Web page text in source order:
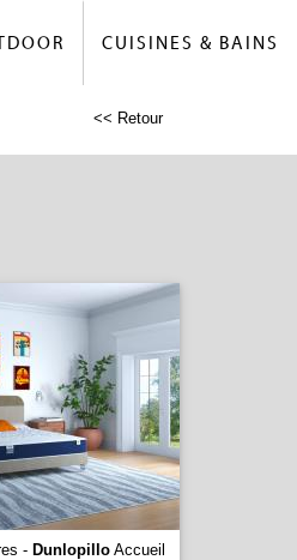
CUISINES & BAINS
<< Retour
- Dunlopillo Accueil